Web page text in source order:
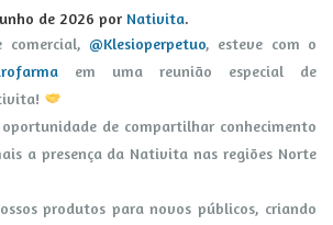
de 2026 por Nativita.
comercial, @Klesioperpetuo, esteve com o
em uma reunião especial de
de compartilhar conhecimento
a presença da Nativita nas regiões Norte
produtos para novos públicos, criando